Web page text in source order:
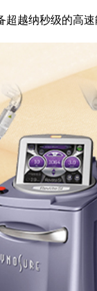
超越纳秒级的高